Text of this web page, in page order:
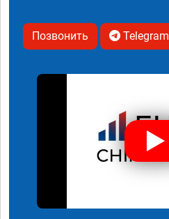
Позвонить Telegram